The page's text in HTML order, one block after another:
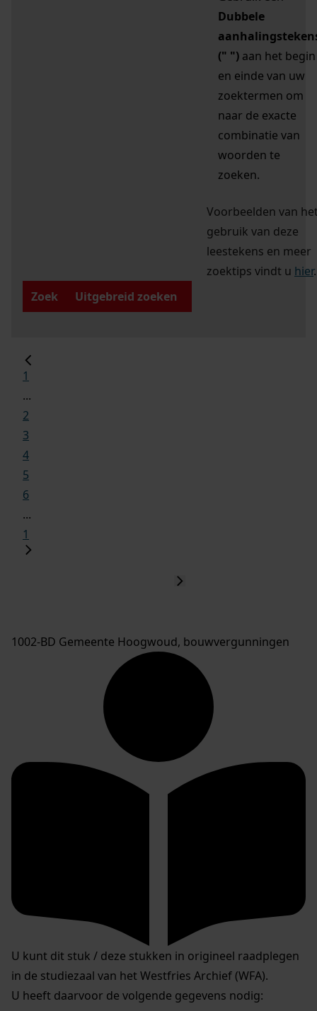
Dubbele
(" ") aan het begin
en einde van uw
zoektermen om
naar de exacte
combinatie van
woorden te
zoeken.
Voorbeelden van
gebruik van deze
leestekens en meer
zoektips vindt u hier.
Zoek
Uitgebreid zoeken
1
...
2
3
4
5
6
...
1
1002-BD Gemeente Hoogwoud, bouwvergunningen
U kunt dit stuk / deze stukken in origineel raadplegen
in de studiezaal van het Westfries Archief (WFA).
U heeft daarvoor de volgende gegevens nodig: